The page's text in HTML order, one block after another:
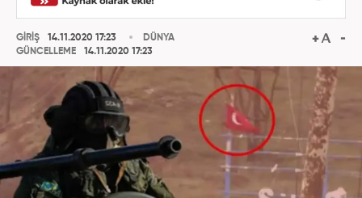
GİRİŞ
14.11.2020 17:23
GÜNCELLEME
14.11.2020 17:23
DÜNYA